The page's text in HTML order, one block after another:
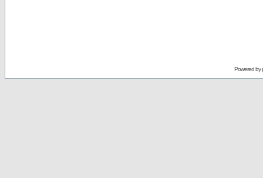
Powered by